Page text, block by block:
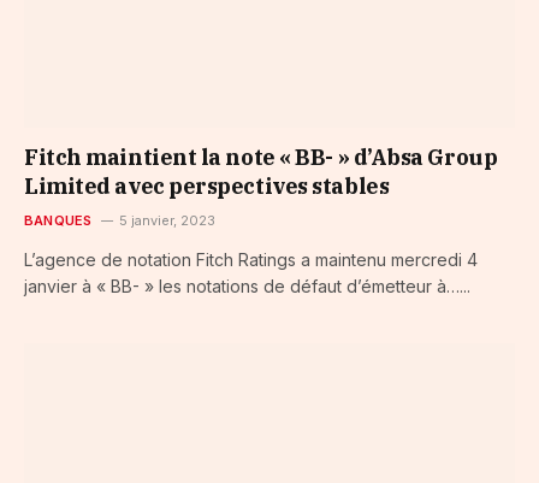
Fitch maintient la note « BB- » d’Absa Group
Limited avec perspectives stables
BANQUES 5 janvier, 2023
L’agence de notation Fitch Ratings a maintenu mercredi 4
janvier à « BB- » les notations de défaut d’émetteur à…...